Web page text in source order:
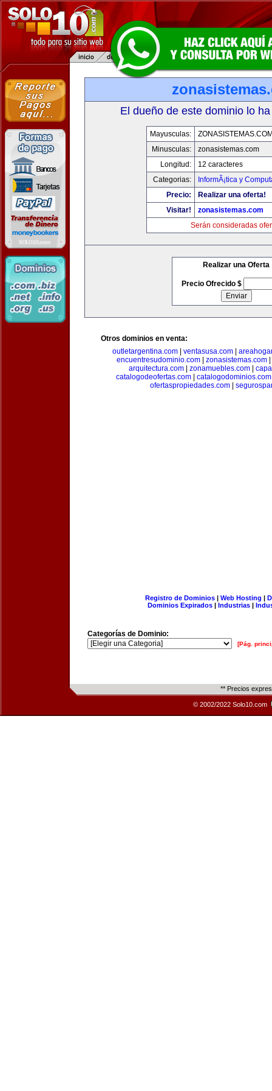
El dueño de este dominio lo
Mayusculas:
Minusculas:
zonasistemas.com
Longitud:
12 caracteres
Categorias:
InformÃ¡tica y
Precio:
Realizar una oferta!
Visitar!
zonasistemas.com
Serán consideradas
Realizar una Oferta
Precio Ofrecido $
Otros dominios en venta:
outletargentina.com
ventasusa.com
encuentresudominio.com| zonasistemas.com|
arquitectura.com
zonamuebles.com
catalogodeofertas.com| catalogodominios.com
ofertaspropiedades.com|
Registro de Dominios| Web Hosting |
Dominios Expirados | Industrias |
Categorías de Dominio:
[Pág.
** Precios
© 2002/2022 Solo10.com